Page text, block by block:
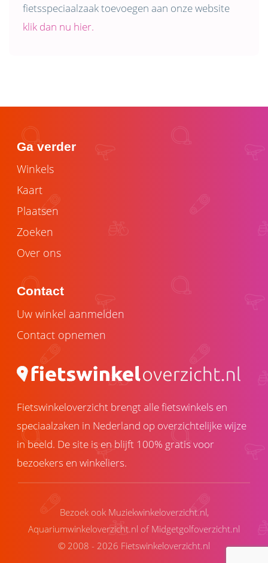
fietsspeciaalzaak toevoegen aan onze website
klik dan nu hier.
Ga verder
Winkels
Kaart
Plaatsen
Zoeken
Over ons
Contact
Uw winkel aanmelden
Contact opnemen
Fietswinkeloverzicht brengt alle fietswinkels en
speciaalzaken in Nederland op overzichtelijke wijze
in beeld. De site is en blijft 100% gratis voor
bezoekers en winkeliers.
Bezoek ook Muziekwinkeloverzicht.nl,
Aquariumwinkeloverzicht.nl of Midgetgolfoverzicht.nl
© 2008 - 2026 Fietswinkeloverzicht.nl